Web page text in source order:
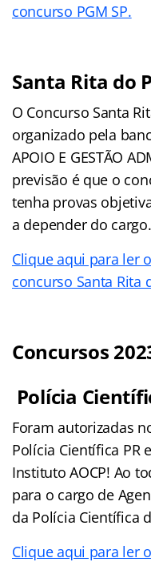
concurso PGM SP.
Santa Rita do
O Concurso Santa
organizado pela
APOIO E GESTÃO
previsão é que o
tenha provas
a depender do cargo.
Clique aqui para ler
concurso Santa Rita
Concursos
Polícia
Foram autorizadas
Polícia Científica PR
Instituto AOCP! Ao
para o cargo de
da Polícia Científica
Clique aqui para ler